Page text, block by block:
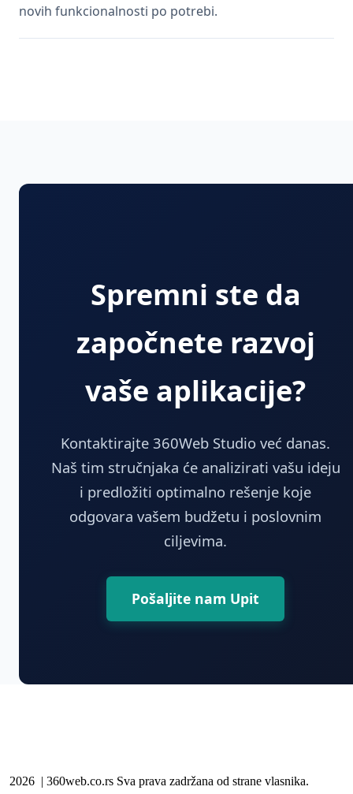
novih funkcionalnosti po potrebi.
Spremni ste da
započnete razvoj
vaše aplikacije?
Kontaktirajte 360Web Studio već danas.
Naš tim stručnjaka će analizirati vašu ideju
i predložiti optimalno rešenje koje
odgovara vašem budžetu i poslovnim
ciljevima.
Pošaljite nam Upit
2026 | 360web.co.rs Sva prava zadržana od strane vlasnika.